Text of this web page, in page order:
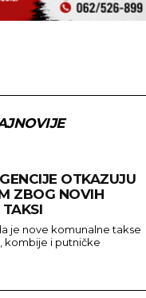
OTKAZUJU
ZBOG NOVIH
je nove komunalne takse
kombije i putničke